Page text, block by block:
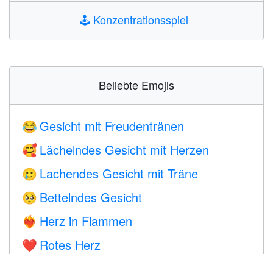
🕹️ Konzentrationsspiel
Beliebte Emojis
😂 Gesicht mit Freudentränen
🥰 Lächelndes Gesicht mit Herzen
🥲 Lachendes Gesicht mit Träne
🥺 Bettelndes Gesicht
❤️‍🔥 Herz in Flammen
❤️ Rotes Herz